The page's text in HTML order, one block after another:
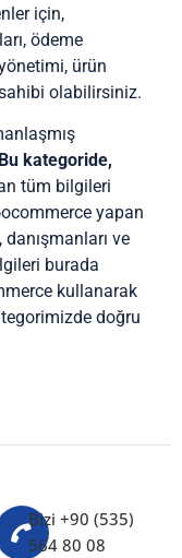
için,
ödeme
ürün
olabilirsiniz.
Bu kategoride,
tüm bilgileri
yapan
ve
burada
kullanarak
doğru
Bizi +90 (535)
564 80 08